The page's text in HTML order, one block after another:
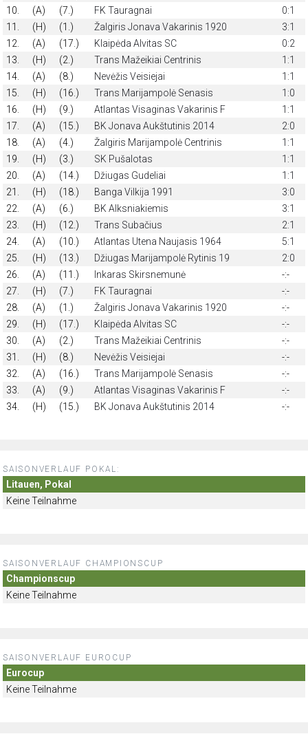
10.
(A) (7.) FK Tauragnai
0:1
11.
(H) (1.) Žalgiris Jonava Vakarinis 1920
3:1
12.
(A) (17.) Klaipėda Alvitas SC
0:2
13.
(H) (2.) Trans Mažeikiai Centrinis
1:1
14.
(A) (8.) Nevėžis Veisiejai
1:1
15.
(H) (16.) Trans Marijampolė Senasis
1:0
16.
(H) (9.) Atlantas Visaginas Vakarinis F
1:1
17.
(A) (15.) BK Jonava Aukštutinis 2014
2:0
18.
(A) (4.) Žalgiris Marijampolė Centrinis
1:1
19.
(H) (3.) SK Pušalotas
1:1
20.
(A) (14.) Džiugas Gudeliai
1:1
21.
(H) (18.) Banga Vilkija 1991
3:0
22.
(A) (6.) BK Alksniakiemis
3:1
23.
(H) (12.) Trans Subačius
2:1
24.
(A) (10.) Atlantas Utena Naujasis 1964
5:1
25.
(H) (13.) Džiugas Marijampolė Rytinis 19
2:0
26.
(A) (11.) Inkaras Skirsnemunė
-:-
27.
(H) (7.) FK Tauragnai
-:-
28.
(A) (1.) Žalgiris Jonava Vakarinis 1920
-:-
29.
(H) (17.) Klaipėda Alvitas SC
-:-
30.
(A) (2.) Trans Mažeikiai Centrinis
-:-
31.
(H) (8.) Nevėžis Veisiejai
-:-
32.
(A) (16.) Trans Marijampolė Senasis
-:-
33.
(A) (9.) Atlantas Visaginas Vakarinis F
-:-
34.
(H) (15.) BK Jonava Aukštutinis 2014 -:-
SAISONVERLAUF POKAL:
Litauen, Pokal
Keine Teilnahme
SAISONVERLAUF CHAMPIONSCUP
Championscup
Keine Teilnahme
SAISONVERLAUF EUROCUP
Eurocup
Keine Teilnahme